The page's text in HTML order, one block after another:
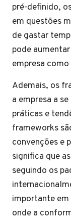
pré-definido,
em questões
de gastar
pode
empresa
Ademais, os
a empresa a
práticas e
frameworks
convenções e
significa que
seguindo os
importante
onde a